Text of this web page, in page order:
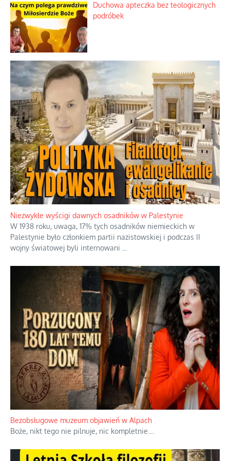
Duchowa apteczka bez teologicznych
podróbek
Niezwykłe wyścigi dawnych osadników w Palestynie
W 1938 roku, uwaga, 17% tych osadników niemieckich w
Palestynie było członkiem partii nazistowskiej i podczas II
wojny światowej byli internowani
Bezobsługowe muzeum objawień w Alpach
Boże, nikt tego nie pilnuje, nic kompletnie.